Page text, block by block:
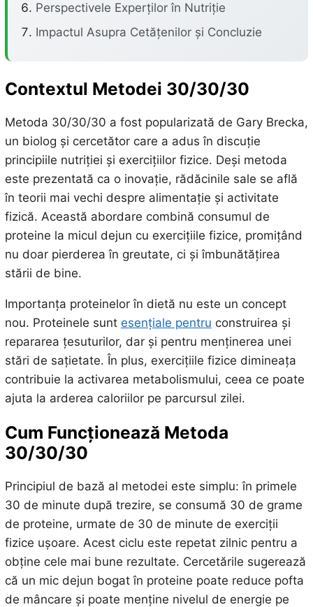
Perspectivele Experților în Nutriție
Impactul Asupra Cetățenilor și Concluzie
Contextul Metodei 30/30/30
Metoda 30/30/30 a fost popularizată de Gary Brecka,
un biolog și cercetător care a adus în discuție
principiile nutriției și exercițiilor fizice. Deși metoda
este prezentată ca o inovație, rădăcinile sale se află
în teorii mai vechi despre alimentație și activitate
fizică. Această abordare combină consumul de
proteine la micul dejun cu exercițiile fizice, promițând
nu doar pierderea în greutate, ci și îmbunătățirea
stării de bine.
Importanța proteinelor în dietă nu este un concept
nou. Proteinele sunt esențiale pentru construirea și
repararea țesuturilor, dar și pentru menținerea unei
stări de sațietate. În plus, exercițiile fizice dimineața
contribuie la activarea metabolismului, ceea ce poate
ajuta la arderea caloriilor pe parcursul zilei.
Cum Funcționează Metoda
30/30/30
Principiul de bază al metodei este simplu: în primele
30 de minute după trezire, se consumă 30 de grame
de proteine, urmate de 30 de minute de exerciții
fizice ușoare. Acest ciclu este repetat zilnic pentru a
obține cele mai bune rezultate. Cercetările sugerează
că un mic dejun bogat în proteine poate reduce pofta
de mâncare și poate menține nivelul de energie pe